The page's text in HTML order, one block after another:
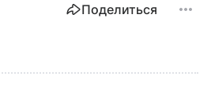
Поделиться